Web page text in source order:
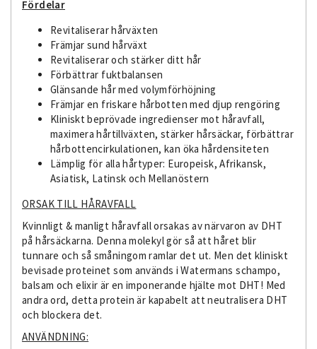
Fördelar
Revitaliserar hårväxten
Främjar sund hårväxt
Revitaliserar och stärker ditt hår
Förbättrar fuktbalansen
Glänsande hår med volymförhöjning
Främjar en friskare hårbotten med djup rengöring
Kliniskt beprövade ingredienser mot håravfall,
maximera hårtillväxten, stärker hårsäckar, förbättrar
hårbottencirkulationen, kan öka hårdensiteten
Lämplig för alla hårtyper: Europeisk, Afrikansk,
Asiatisk, Latinsk och Mellanöstern
ORSAK TILL HÅRAVFALL
Kvinnligt & manligt håravfall orsakas av närvaron av DHT
på hårsäckarna. Denna molekyl gör så att håret blir
tunnare och så småningom ramlar det ut. Men det kliniskt
bevisade proteinet som används i Watermans schampo,
balsam och elixir är en imponerande hjälte mot DHT! Med
andra ord, detta protein är kapabelt att neutralisera DHT
och blockera det.
ANVÄNDNING: